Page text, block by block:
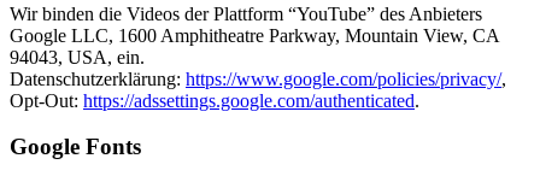
Wir binden die Videos der Plattform “YouTube” des Anbieters
Google LLC, 1600 Amphitheatre Parkway, Mountain View, CA
94043, USA, ein.
Datenschutzerklärung: https://www.google.com/policies/privacy/,
Opt-Out: https://adssettings.google.com/authenticated.
Google Fonts